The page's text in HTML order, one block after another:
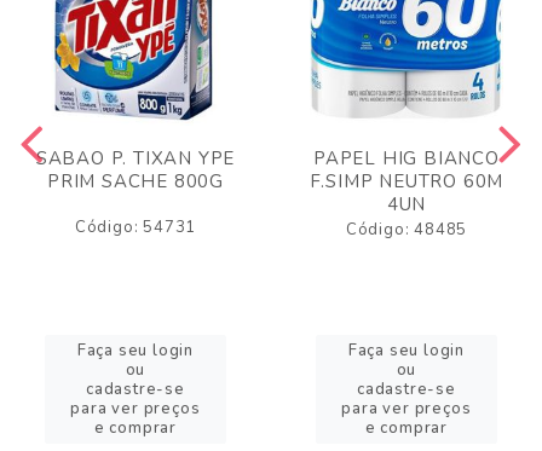
SABAO P. TIXAN YPE
PRIM SACHE 800G
Código: 54731
Faça seu login
ou
cadastre-se
para ver preços
e comprar
PAPEL HIG BIANCO
F.SIMP NEUTRO 60M
4UN
Código: 48485
Faça seu login
ou
cadastre-se
para ver preços
e comprar